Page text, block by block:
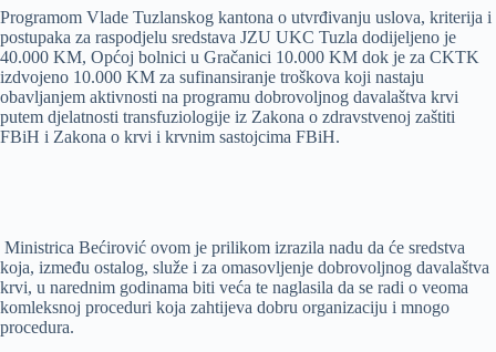
Programom Vlade Tuzlanskog kantona o utvrđivanju uslova, kriterija i
postupaka za raspodjelu sredstava JZU UKC Tuzla dodijeljeno je
40.000 KM, Općoj bolnici u Gračanici 10.000 KM dok je za CKTK
izdvojeno 10.000 KM za sufinansiranje troškova koji nastaju
obavljanjem aktivnosti na programu dobrovoljnog davalaštva krvi
putem djelatnosti transfuziologije iz Zakona o zdravstvenoj zaštiti
FBiH i Zakona o krvi i krvnim sastojcima FBiH.
Ministrica Bećirović ovom je prilikom izrazila nadu da će sredstva
koja, između ostalog, služe i za omasovljenje dobrovoljnog davalaštva
krvi, u narednim godinama biti veća te naglasila da se radi o veoma
komleksnoj proceduri koja zahtijeva dobru organizaciju i mnogo
procedura.